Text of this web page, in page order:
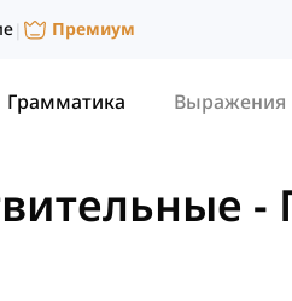
| Премиум
Грамматика Выражения
-